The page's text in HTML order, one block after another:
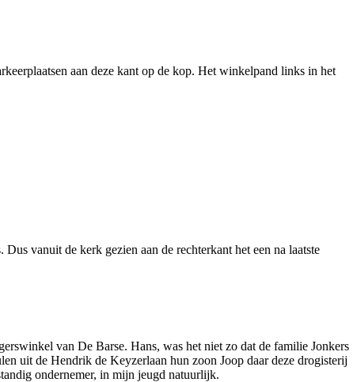
aan deze kant op de kop. Het winkelpand links in het
vanuit de kerk gezien aan de rechterkant het een na laatste
van De Barse. Hans, was het niet zo dat de familie Jonkers
uit de Hendrik de Keyzerlaan hun zoon Joop daar deze drogisterij
ondernemer, in mijn jeugd natuurlijk.